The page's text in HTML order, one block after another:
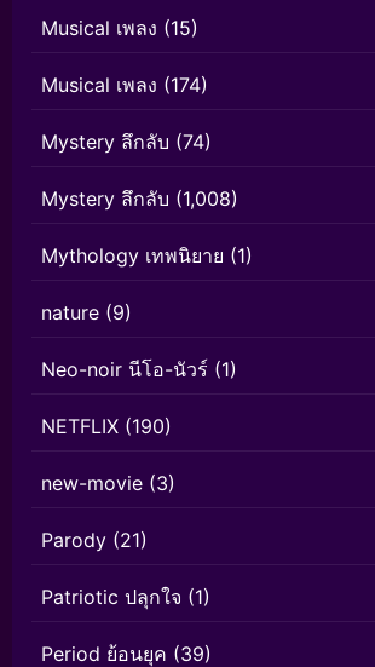
Musical เพลง (15)
Musical เพลง (174)
Mystery ลึกลับ (74)
Mystery ลึกลับ (1,008)
Mythology เทพนิยาย (1)
nature (9)
Neo-noir นีโอ-นัวร์ (1)
NETFLIX (190)
new-movie (3)
Parody (21)
Patriotic ปลุกใจ (1)
Period ย้อนยุค (39)